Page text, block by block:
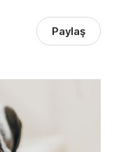
Paylaş